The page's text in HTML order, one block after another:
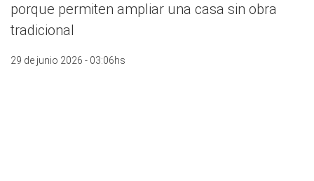
porque permiten ampliar una casa sin obra
tradicional
29 de junio 2026 - 03:06hs